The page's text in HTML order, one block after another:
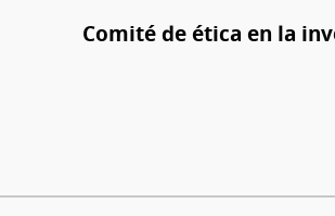
Comité de ética en la